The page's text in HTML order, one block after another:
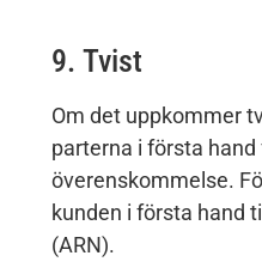
9. Tvist
Om det uppkommer
parterna i första
överenskommelse.
kunden i första hand
(ARN).